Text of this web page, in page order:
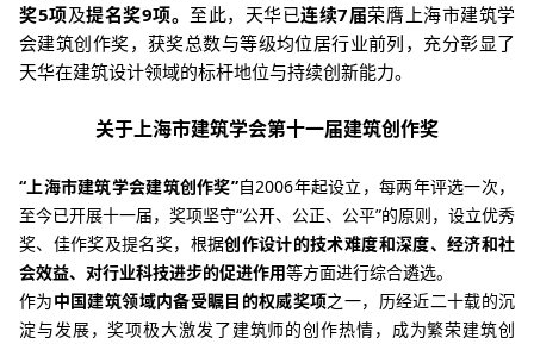
奖5项及提名奖9项。 至此，天华已连续7届荣膺上海市建筑学
会建筑创作奖，获奖总数与等级均位居行业前列，充分彰显了
天华在建筑设计领域的标杆地位与持续创新能力。
关于上海市建筑学会第十一届建筑创作奖
“ 上海市建筑学会建筑创作奖”自2006年起设立，每两年评选一次，
至今已开展十一届，奖项坚守“公开、公正、公平”的原则， 设立优秀
奖、佳作奖及提名奖， 根据创作设计的技术难度和深度、经济和社
会效益、对行业科技进步的促进作用等方面进行综合遴选。
作为中国建筑领域内备受瞩目的权威奖项之一，历经近二十载的沉
淀与发展，奖项极大激发了建筑师的创作热情，成为繁荣建筑创